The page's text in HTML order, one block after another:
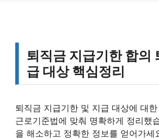
퇴직금 지급기한 합의
급 대상 핵심정리
퇴직금 지급기한 및 지급 대상에 대
근로기준법에 맞춰 명확하게 정리했
을 해소하고 정확한 정보를 얻어가세